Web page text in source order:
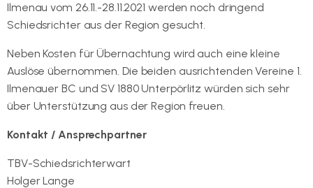
Ilmenau vom 26.11.-28.11.2021 werden noch dringend
Schiedsrichter aus der Region gesucht.
Neben Kosten für Übernachtung wird auch eine kleine
Auslöse übernommen. Die beiden ausrichtenden Vereine 1.
Ilmenauer BC und SV 1880 Unterpörlitz würden sich sehr
über Unterstützung aus der Region freuen.
Kontakt / Ansprechpartner
TBV-Schiedsrichterwart
Holger Lange